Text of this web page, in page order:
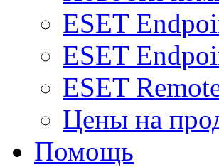
ESET
ESET
ESET
Цены на
Помощь